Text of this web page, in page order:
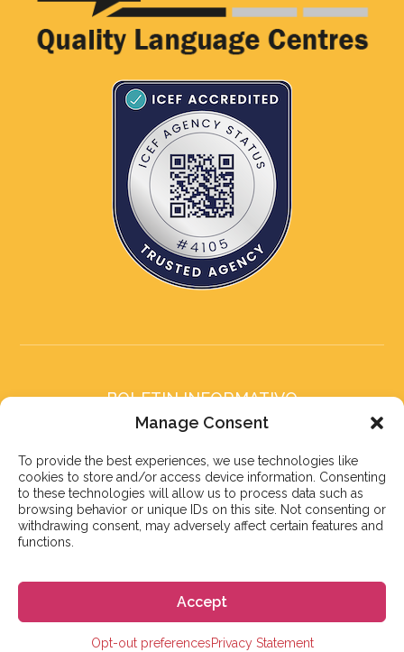
Manage Consent
To provide the best experiences, we use technologies like
cookies to store and/or access device information. Consenting
to these technologies will allow us to process data such as
browsing behavior or unique IDs on this site. Not consenting or
withdrawing consent, may adversely affect certain features and
functions.
Accept
Opt-out preferencesPrivacy Statement
BOLETIN INFORMATIVO
Suscríbete a nuestro boletín
Suscribirse